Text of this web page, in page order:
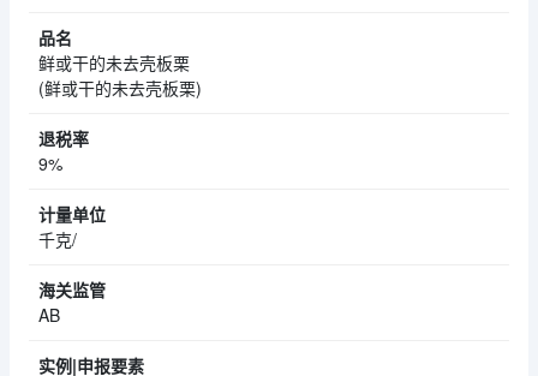
鲜或干的未去壳板栗
(鲜或干的未去壳板栗)
9%
千克/
AB